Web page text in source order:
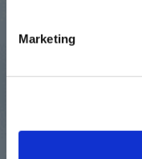
Marketingriguardano i